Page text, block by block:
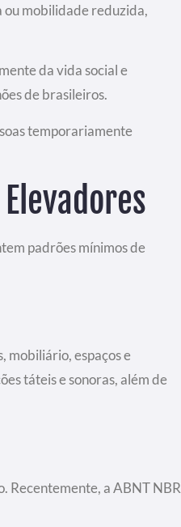
ou mobilidade reduzida,
da vida social e
de brasileiros.
temporariamente
padrões mínimos de
mobiliário, espaços e
táteis e sonoras, além de
Recentemente, a ABNT NBR